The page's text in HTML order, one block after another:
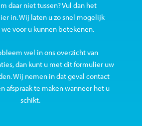
daar niet tussen? Vul dan het
in. Wij laten u zo snel mogelijk
voor u kunnen betekenen.
wel in ons overzicht van
dan kunt u met dit formulier uw
Wij nemen in dat geval contact
afspraak te maken wanneer het u
schikt.